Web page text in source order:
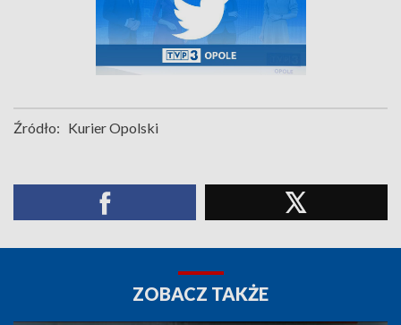
Źródło: Kurier Opolski
ZOBACZ TAKŻE